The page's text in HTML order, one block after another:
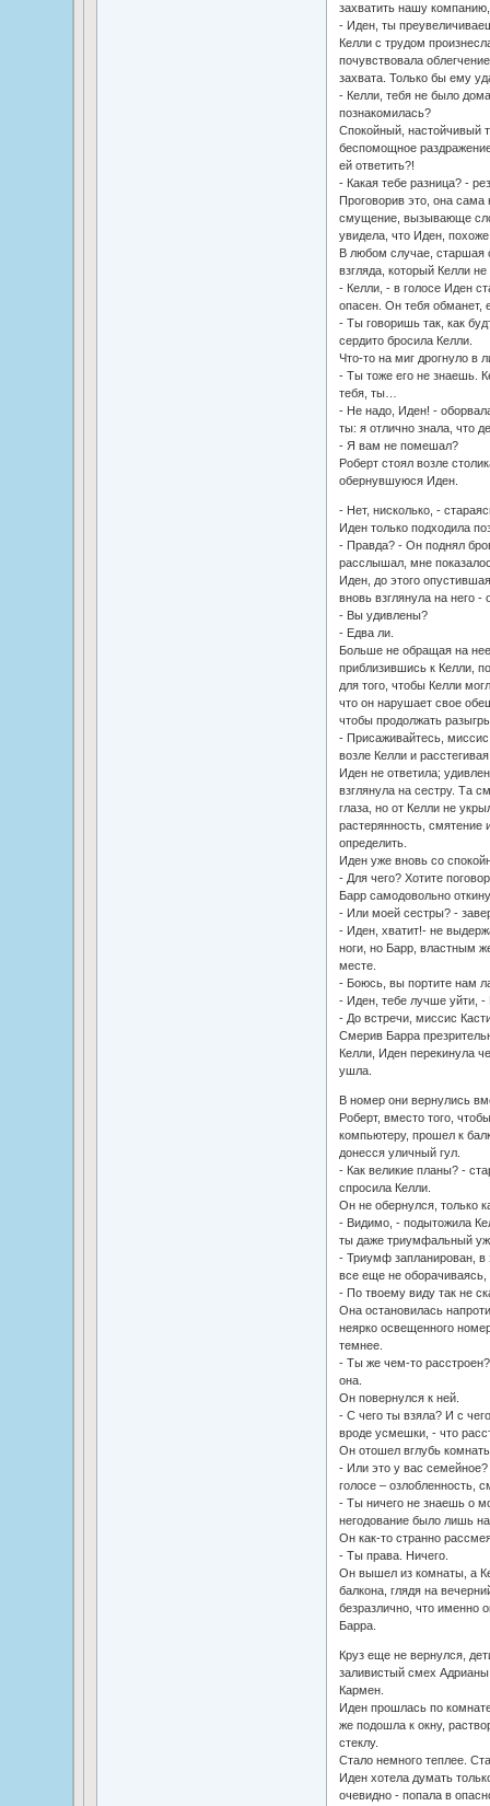
захватить нашу
- Иден, ты
Келли с трудом
почувствовала
захвата. Только бы ему
- Келли, тебя не было
познакомилась?
Спокойный, настойчивый
беспомощное
ей ответить?!
- Какая тебе разница? -
Проговорив это, она сама
смущение, вызывающе
увидела, что Иден,
В любом случае, старшая
взгляда, который Келли
- Келли, - в голосе Иден
опасен. Он тебя обманет,
- Ты говоришь так, как
сердито бросила Келли.
Что-то на миг дрогнуло в
- Ты тоже его не знаешь.
тебя, ты…
- Не надо, Иден! -
ты: я отлично знала, что
- Я вам не помешал?
Роберт стоял возле
обернувшуюся Иден.
- Нет, нисколько, -
Иден только подходила
- Правда? - Он поднял
расслышал, мне
Иден, до этого
вновь взглянула на него -
- Вы удивлены?
- Едва ли.
Больше не обращая на
приблизившись к Келли,
для того, чтобы Келли
что он нарушает свое
чтобы продолжать
- Присаживайтесь,
возле Келли и
Иден не ответила;
взглянула на сестру. Та
глаза, но от Келли не
растерянность, смятение
определить.
Иден уже вновь со
- Для чего? Хотите
Барр самодовольно
- Или моей сестры? -
- Иден, хватит!- не
ноги, но Барр, властным
месте.
- Боюсь, вы портите нам
- Иден, тебе лучше уйти, -
- До встречи, миссис
Смерив Барра
Келли, Иден перекинула
ушла.
В номер они вернулись
Роберт, вместо того,
компьютеру, прошел к
донесся уличный гул.
- Как великие планы? -
спросила Келли.
Он не обернулся, только
- Видимо, - подытожила
ты даже триумфальный
- Триумф запланирован,
все еще не оборачиваясь,
- По твоему виду так не
Она остановилась
неярко освещенного
темнее.
- Ты же чем-то
она.
Он повернулся к ней.
- С чего ты взяла? И с
вроде усмешки, - что
Он отошел вглубь
- Или это у вас
голосе – озлобленность,
- Ты ничего не знаешь о
негодование было лишь
Он как-то странно
- Ты права. Ничего.
Он вышел из комнаты, а
балкона, глядя на
безразлично, что именно
Барра.
Круз еще не вернулся,
заливистый смех
Кармен.
Иден прошлась по
же подошла к окну,
стеклу.
Стало немного теплее.
Иден хотела думать
очевидно - попала в